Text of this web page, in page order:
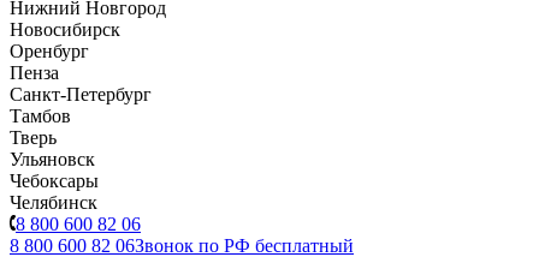
Нижний Новгород
Новосибирск
Оренбург
Пенза
Санкт-Петербург
Тамбов
Тверь
Ульяновск
Чебоксары
Челябинск
8 800 600 82 06
8 800 600 82 06Звонок по РФ бесплатный